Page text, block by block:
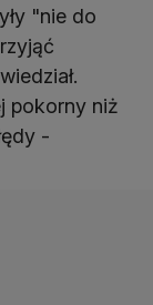
"nie do
pokorny niż
-